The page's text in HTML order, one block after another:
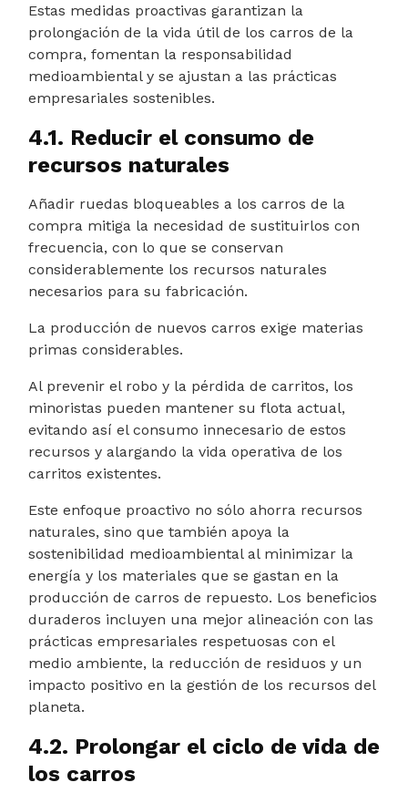
Estas medidas proactivas garantizan la
prolongación de la vida útil de los carros de la
compra, fomentan la responsabilidad
medioambiental y se ajustan a las prácticas
empresariales sostenibles.
4.1. Reducir el consumo de
recursos naturales
Añadir ruedas bloqueables a los carros de la
compra mitiga la necesidad de sustituirlos con
frecuencia, con lo que se conservan
considerablemente los recursos naturales
necesarios para su fabricación.
La producción de nuevos carros exige materias
primas considerables.
Al prevenir el robo y la pérdida de carritos, los
minoristas pueden mantener su flota actual,
evitando así el consumo innecesario de estos
recursos y alargando la vida operativa de los
carritos existentes.
Este enfoque proactivo no sólo ahorra recursos
naturales, sino que también apoya la
sostenibilidad medioambiental al minimizar la
energía y los materiales que se gastan en la
producción de carros de repuesto. Los beneficios
duraderos incluyen una mejor alineación con las
prácticas empresariales respetuosas con el
medio ambiente, la reducción de residuos y un
impacto positivo en la gestión de los recursos del
planeta.
4.2. Prolongar el ciclo de vida de
los carros